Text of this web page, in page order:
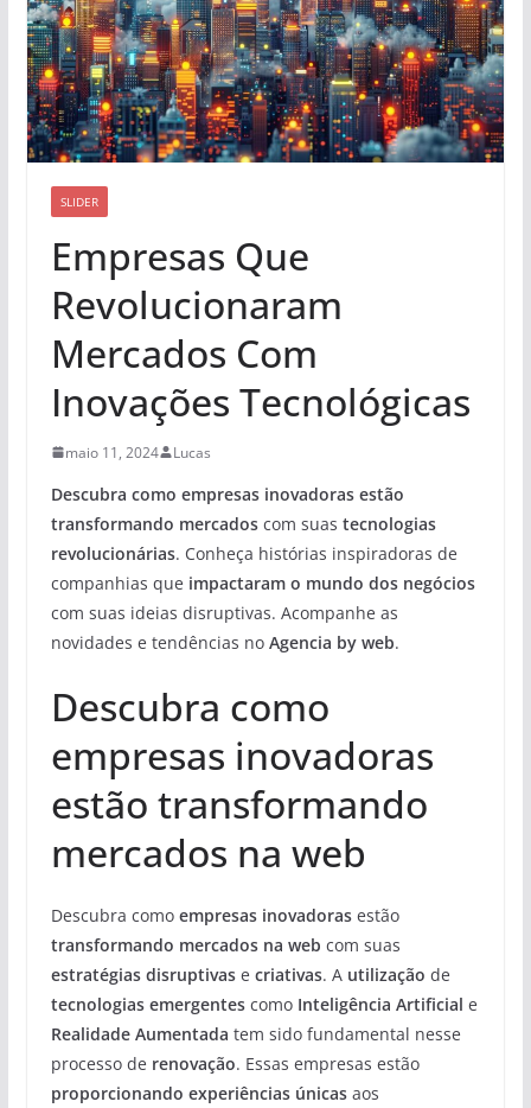
SLIDER
Empresas Que
Revolucionaram
Mercados Com
Inovações Tecnológicas
maio 11, 2024 Lucas
Descubra como empresas inovadoras estão
transformando mercadoscom suas tecnologias
revolucionárias. Conheça histórias inspiradoras de
companhias que impactaram o mundo dos negócios
com suas ideias disruptivas. Acompanhe as
novidades e tendências no Agencia by web.
Descubra como
empresas inovadoras
estão transformando
mercados na web
Descubra como empresas inovadorasestão
transformando mercados na web com suas
estratégias disruptivase criativas. A utilização de
tecnologias emergentescomo Inteligência Artificial e
Realidade Aumentada tem sido fundamental nesse
processo de renovação. Essas empresas estão
proporcionando experiências únicasaos